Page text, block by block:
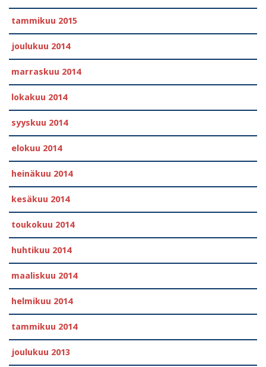
tammikuu 2015
joulukuu 2014
marraskuu 2014
lokakuu 2014
syyskuu 2014
elokuu 2014
heinäkuu 2014
kesäkuu 2014
toukokuu 2014
huhtikuu 2014
maaliskuu 2014
helmikuu 2014
tammikuu 2014
joulukuu 2013